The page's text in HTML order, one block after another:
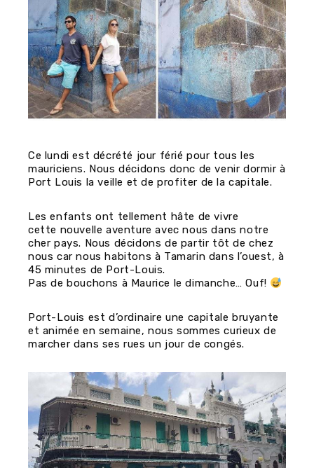
Ce lundi est décrété jour férié pour tous les
mauriciens. Nous décidons donc de venir dormir à
Port Louis la veille et de profiter de la capitale.
Les enfants ont tellement hâte de vivre
cette nouvelle aventure avec nous dans notre
cher pays. Nous décidons de partir tôt de chez
nous car nous habitons à Tamarin dans l’ouest, à
45 minutes de Port-Louis.
Pas de bouchons à Maurice le dimanche… Ouf!
Port-Louis est d’ordinaire une capitale bruyante
et animée en semaine, nous sommes curieux de
marcher dans ses rues un jour de congés.